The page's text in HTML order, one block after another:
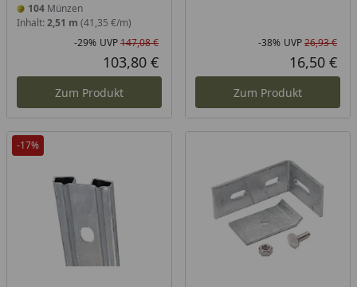
104 Münzen
Inhalt: 2,51 m (41,35 €/m)
Rabatt in Prozent
-29%
Ursprünglicher Preis
UVP147,08 €
Aktueller Preis
103,80 €
Zum Produkt
-38% UVP26,93 €
16,50 €
Zum Produkt
-17%